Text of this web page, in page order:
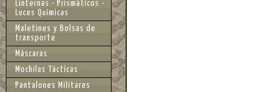
Linternas - Prismáticos -
Luces Químicas
Maletines y Bolsas de
transporte
Máscaras
Mochilas Tácticas
Pantalones Militares